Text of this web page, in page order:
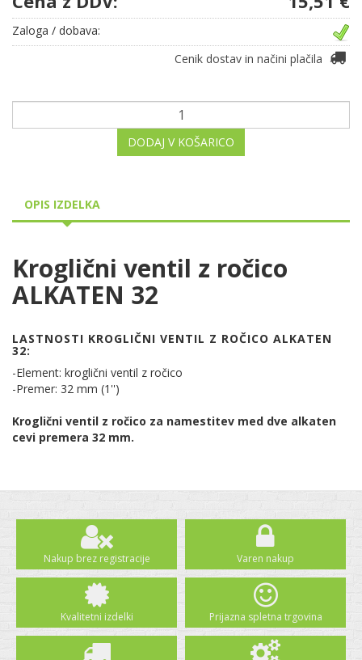
Zaloga / dobava:
Cenik dostav in načini plačila
DODAJ V KOŠARICO
OPIS IZDELKA
Kroglični ventil z ročico
ALKATEN 32
LASTNOSTI KROGLIČNI VENTIL Z ROČICO ALKATEN
32:
-Element: kroglični ventil z ročico
-Premer: 32 mm (1'')
Kroglični ventil z ročico za namestitev med dve alkaten
cevi premera 32 mm.
Nakup brez registracije Varen nakup
Kvalitetni izdelki Prijazna spletna trgovina